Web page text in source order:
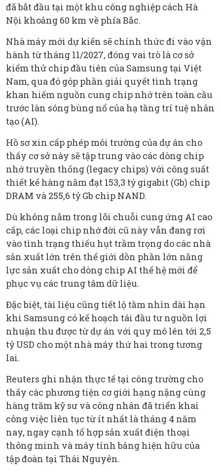
đã bắt đầu tại một khu công nghiệp cách Hà
Nội khoảng 60 km về phía Bắc.
Nhà máy mới dự kiến sẽ chính thức đi vào vận
hành từ tháng 11/2027, đóng vai trò là cơ sở
kiểm thử chip đầu tiên của Samsung tại Việt
Nam, qua đó góp phần giải quyết tình trạng
khan hiếm nguồn cung chip nhớ trên toàn cầu
trước làn sóng bùng nổ của hạ tầng trí tuệ nhân
tạo (AI).
Hồ sơ xin cấp phép môi trường của dự án cho
thấy cơ sở này sẽ tập trung vào các dòng chip
nhớ truyền thống (legacy chips) với công suất
thiết kế hàng năm đạt 153,3 tỷ gigabit (Gb) chip
DRAM và 255,6 tỷ Gb chip NAND.
Dù không nằm trong lõi chuỗi cung ứng AI cao
cấp, các loại chip nhớ đời cũ này vẫn đang rơi
vào tình trạng thiếu hụt trầm trọng do các nhà
sản xuất lớn trên thế giới dồn phần lớn năng
lực sản xuất cho dòng chip AI thế hệ mới để
phục vụ các trung tâm dữ liệu.
Đặc biệt, tài liệu cũng tiết lộ tầm nhìn dài hạn
khi Samsung có kế hoạch tái đầu tư nguồn lợi
nhuận thu được từ dự án với quy mô lên tới 2,5
tỷ USD cho một nhà máy thứ hai trong tương
lai.
Reuters ghi nhận thực tế tại công trường cho
thấy các phương tiện cơ giới hạng nặng cùng
hàng trăm kỹ sư và công nhân đã triển khai
công việc liên tục từ ít nhất là tháng 4 năm
nay, ngay cạnh tổ hợp sản xuất điện thoại
thông minh và máy tính bảng hiện hữu của
tập đoàn tại Thái Nguyên.